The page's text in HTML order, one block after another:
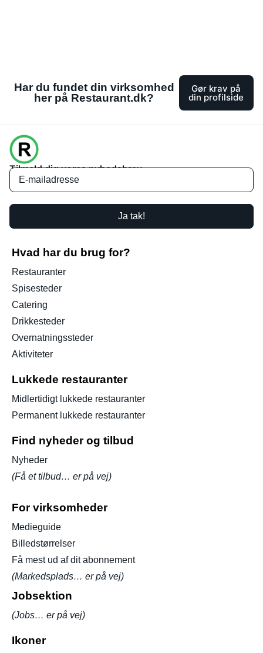
Har du fundet din virksomhed
her på Restaurant.dk?
Gør krav på
din profilside
Tilmeld dig vores nyhedsbrev
Ja tak!
Hvad har du brug for?
Restauranter
Spisesteder
Catering
Drikkesteder
Overnatningssteder
Aktiviteter
Lukkede restauranter
Midlertidigt lukkede restauranter
Permanent lukkede restauranter
Find nyheder og tilbud
Nyheder
(Få et tilbud… er på vej)
For virksomheder
Medieguide
Billedstørrelser
Få mest ud af dit abonnement
(Markedsplads… er på vej)
Jobsektion
(Jobs… er på vej)
Ikoner